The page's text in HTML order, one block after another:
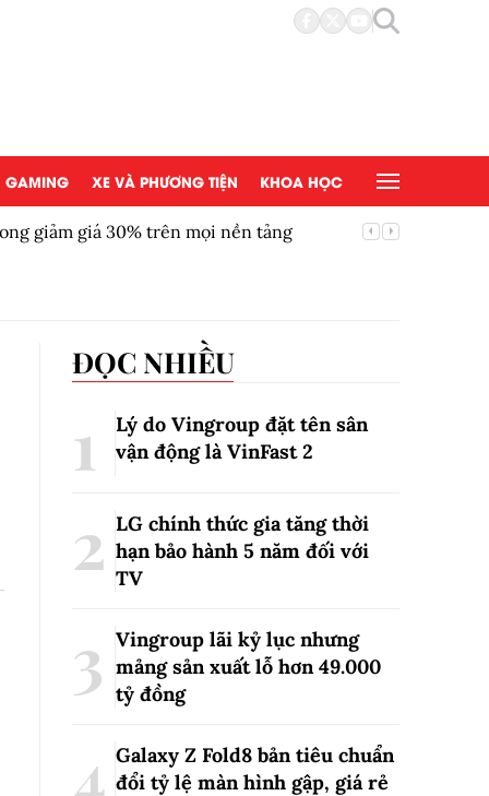
GAMING XE VÀ PHƯƠNG TIỆN KHOA HỌC
giảm giá 30% trên mọi nền tảng
ĐỌC NHIỀU
Lý do Vingroup đặt tên sân
vận động là VinFast2
LG chính thức gia tăng thời
hạn bảo hành 5 năm đối với
TV
Vingroup lãi kỷ lục nhưng
mảng sản xuất lỗ hơn 49.000
tỷ đồng
Galaxy Z Fold8 bản tiêu chuẩn
đổi tỷ lệ màn hình gập, giá rẻ